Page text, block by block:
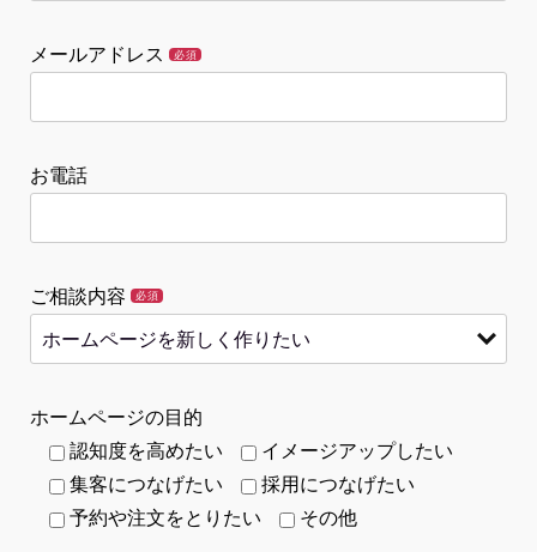
メールアドレス 必須
お電話
ご相談内容 必須
ホームページの目的
認知度を高めたい
イメージアップしたい
集客につなげたい
採用につなげたい
予約や注文をとりたい
その他